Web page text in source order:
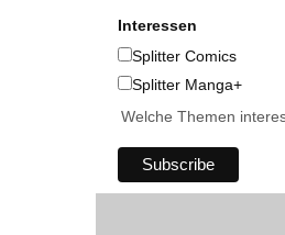
Interessen
Splitter Comics
Splitter Manga+
Welche Themen